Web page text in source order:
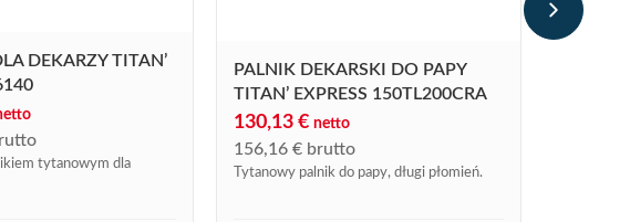
DEKARZY TITAN’
tytanowym dla
PALNIK DEKARSKI DO PAPY
TITAN’ EXPRESS 150TL200CRA
130,13 € netto
156,16 € brutto
Tytanowy palnik do papy, długi płomień.
Od